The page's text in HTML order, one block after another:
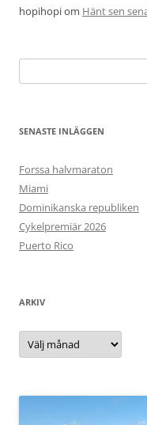
hopihopiom Hänt sen
efter:
SENASTE INLÄGGEN
Forssa halvmaraton
Miami
Dominikanska republiken
Cykelpremiär 2026
Puerto Rico
ARKIV
Arkiv